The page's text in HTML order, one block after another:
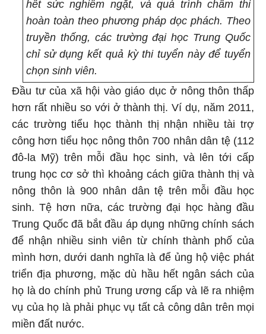
hết sức nghiêm ngặt, và quá trình chấm thi
hoàn toàn theo phương pháp dọc phách. Theo
truyền thống, các trường đại học Trung Quốc
chỉ sử dụng kết quả kỳ thi tuyển này để tuyển
chọn sinh viên.
Đầu tư của xã hội vào giáo dục ở nông thôn thấp
hơn rất nhiều so với ở thành thị. Ví dụ, năm 2011,
các trường tiểu học thành thị nhận nhiều tài trợ
công hơn tiểu học nông thôn 700 nhân dân tệ (112
đô-la Mỹ) trên mỗi đầu học sinh, và lên tới cấp
trung học cơ sở thì khoảng cách giữa thành thị và
nông thôn là 900 nhân dân tệ trên mỗi đầu học
sinh. Tệ hơn nữa, các trường đại học hàng đầu
Trung Quốc đã bắt đầu áp dụng những chính sách
để nhận nhiều sinh viên từ chính thành phố của
mình hơn, dưới danh nghĩa là để ủng hộ việc phát
triển địa phương, mặc dù hầu hết ngân sách của
họ là do chính phủ Trung ương cấp và lẽ ra nhiệm
vụ của họ là phải phục vụ tất cả công dân trên mọi
miền đất nước.